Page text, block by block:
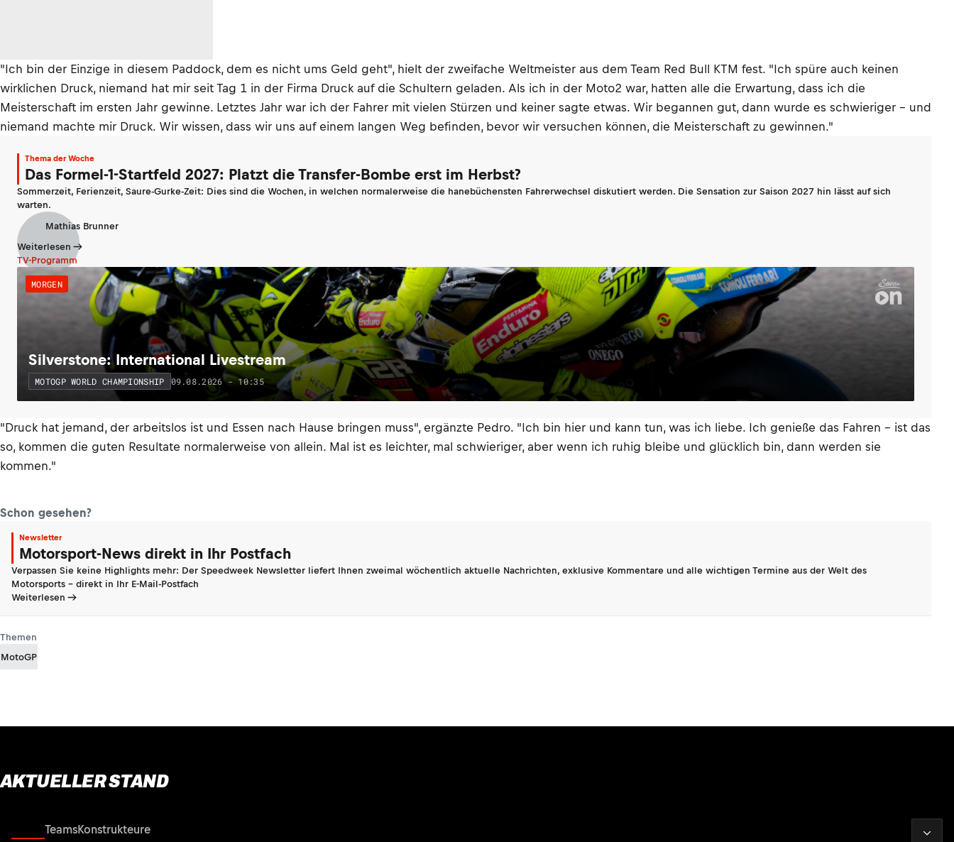
"Ich bin der Einzige in diesem Paddock, dem es nicht ums Geld geht", hielt der zweifache Weltmeister aus dem Team Red Bull KTM fest. "Ich spüre auch keinen
wirklichen Druck, niemand hat mir seit Tag 1 in der Firma Druck auf die Schultern geladen. Als ich in der Moto2 war, hatten alle die Erwartung, dass ich die
Meisterschaft im ersten Jahr gewinne. Letztes Jahr war ich der Fahrer mit vielen Stürzen und keiner sagte etwas. Wir begannen gut, dann wurde es schwieriger – und
niemand machte mir Druck. Wir wissen, dass wir uns auf einem langen Weg befinden, bevor wir versuchen können, die Meisterschaft zu gewinnen."
Thema der Woche
Das Formel-1-Startfeld 2027: Platzt die Transfer-Bombe erst im Herbst?
Sommerzeit, Ferienzeit, Saure-Gurke-Zeit: Dies sind die Wochen, in welchen normalerweise die hanebüchensten Fahrerwechsel diskutiert werden. Die Sensation zur Saison 2027 hin lässt auf sich
warten.
Mathias Brunner
Weiterlesen
TV-Programm
MORGEN
Silverstone: International Livestream
MOTOGP WORLD CHAMPIONSHIP 09.08.2026 - 10:35
"Druck hat jemand, der arbeitslos ist und Essen nach Hause bringen muss", ergänzte Pedro. "Ich bin hier und kann tun, was ich liebe. Ich genieße das Fahren – ist das
so, kommen die guten Resultate normalerweise von allein. Mal ist es leichter, mal schwieriger, aber wenn ich ruhig bleibe und glücklich bin, dann werden sie
kommen."
Schon gesehen?
Newsletter
Motorsport-News direkt in Ihr Postfach
Verpassen Sie keine Highlights mehr: Der Speedweek Newsletter liefert Ihnen zweimal wöchentlich aktuelle Nachrichten, exklusive Kommentare und alle wichtigen Termine aus der Welt des
Motorsports - direkt in Ihr E-Mail-Postfach
Weiterlesen
Themen
MotoGP
AKTUELLER STAND
TeamsKonstrukteure